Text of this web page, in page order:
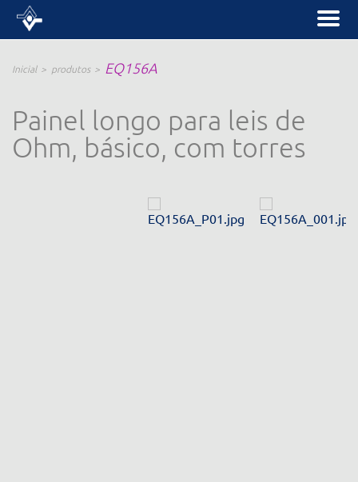
Inicial produtos EQ156A
Painel longo para leis de
Ohm, básico, com torres